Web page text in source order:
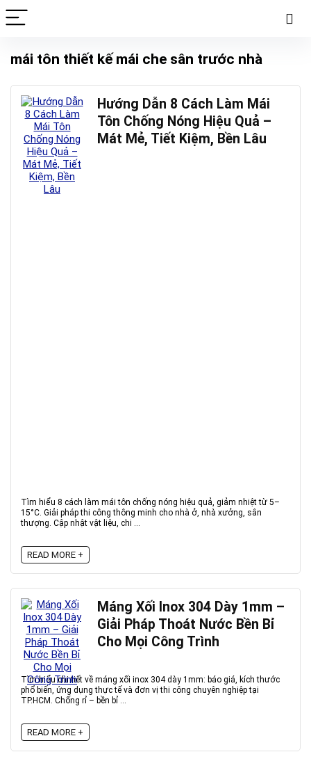
mái tôn thiết kế mái che sân trước nhà
Hướng Dẫn 8 Cách Làm Mái
Tôn Chống Nóng Hiệu Quả –
Mát Mẻ, Tiết Kiệm, Bền Lâu
Tìm hiểu 8 cách làm mái tôn chống nóng hiệu quả, giảm nhiệt từ 5–
15°C. Giải pháp thi công thông minh cho nhà ở, nhà xưởng, sân
thượng. Cập nhật vật liệu, chi ...
READ MORE +
Máng Xối Inox 304 Dày 1mm –
Giải Pháp Thoát Nước Bền Bỉ
Cho Mọi Công Trình
Tìm hiểu chi tiết về máng xối inox 304 dày 1mm: báo giá, kích thước
phổ biến, ứng dụng thực tế và đơn vị thi công chuyên nghiệp tại
TP.HCM. Chống rỉ – bền bỉ ...
READ MORE +